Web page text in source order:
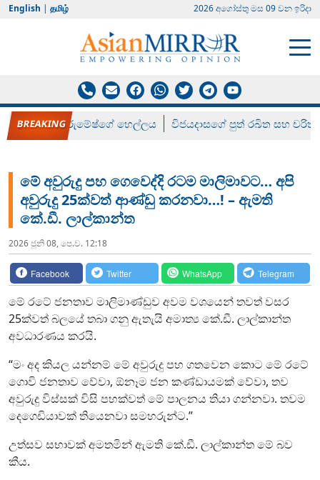
English | தமிழ் 2026 අගෝස්‍තු මස 09 වන ඉරිදා
රන් ගෙනා රුමේෂ්ගේ හෙල්ලය විජයදාසගේ පුත් රඛිත සහ චරිත්
මේ අවුරුදු පහ ගෙවෙද්දි රටම මාලිමාවට… අපි
අවුරුදු 25ක්වත් ආණ්ඩු කරනවා…! – ඇමති
කේ.ඩී. ලාල්කාන්ත
2026 ජූනි 08, පෙ.ව. 12:18
Facebook Twitter WhatsApp Telegram
මේ රටේ ජනතාව මාලිමාණ්ඩුව අවම වශයෙන් තවත් වසර
25ක්වත් බලයේ තබා ගනු ඇතැයි අමාත්‍ය කේ.ඩී. ලාල්කාන්ත
අවධාරණය කරයි.
“මං අද කියල යන්නම් මේ අවුරුදු පහ ගතවෙන කොට මේ රටේ
ගොවි ජනතාව වේවා, ඕනෑම ජන කණ්ඩායමක් වේවා, තව
අවුරුදු විස්සක් විසි පහක්වත් මේ පාලනය තියා ගන්නවා. තවම
දෙගෙඩියාවක් තියෙනවා සමහරුන්ට.”
උත්සව සභාවක් අමතමින් ඇමති කේ.ඩී. ලාල්කාන්ත මේ බව
කීය.